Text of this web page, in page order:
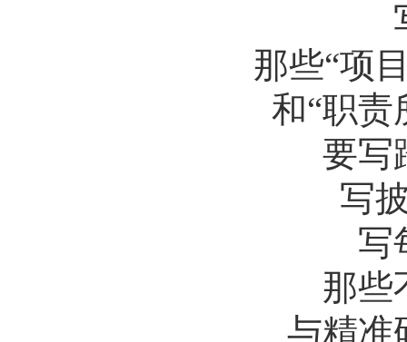
写
那些“项目
和“职责所
要写踏
写披
写每
那些不
与精准研